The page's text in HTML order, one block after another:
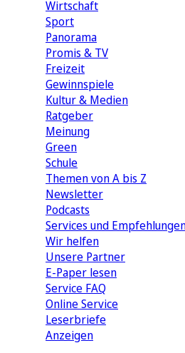
Wirtschaft
Sport
Panorama
Promis & TV
Freizeit
Gewinnspiele
Kultur & Medien
Ratgeber
Meinung
Green
Schule
Themen von A bis Z
Newsletter
Podcasts
Services und
Wir helfen
Unsere Partner
E-Paper lesen
Service FAQ
Online Service
Leserbriefe
Anzeigen